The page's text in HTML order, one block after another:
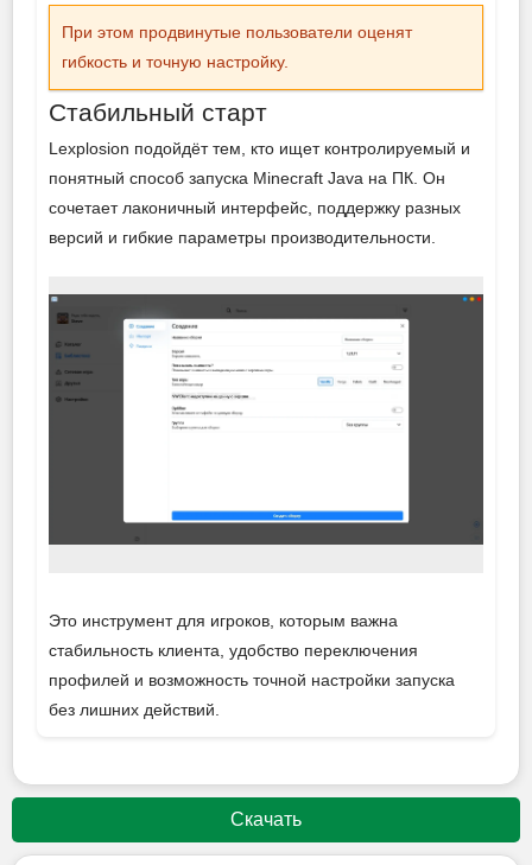
При этом продвинутые пользователи оценят
гибкость и точную настройку.
Стабильный старт
Lexplosion подойдёт тем, кто ищет контролируемый и
понятный способ запуска Minecraft Java на ПК. Он
сочетает лаконичный интерфейс, поддержку разных
версий и гибкие параметры производительности.
Это инструмент для игроков, которым важна
стабильность клиента, удобство переключения
профилей и возможность точной настройки запуска
без лишних действий.
Скачать